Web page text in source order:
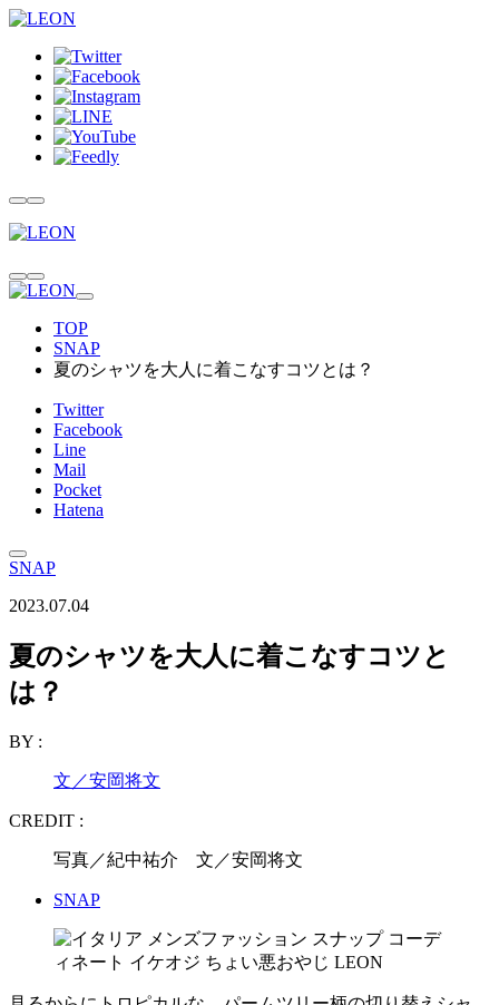
TOP
SNAP
夏のシャツを大人に着こなすコツとは？
Twitter
Facebook
Line
Mail
Pocket
Hatena
SNAP
2023.07.04
夏のシャツを大人に着こなすコツと
は？
BY :
文／安岡将文
CREDIT :
写真／紀中祐介 文／安岡将文
SNAP